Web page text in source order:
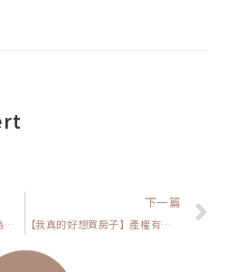
【投資客不告訴你的秘密】為什麼PTT鄉民會把打房政策解釋成利多？他們都是亂講的嗎?
下一篇
【我真的好想買房子】產權有爭議的房子能買嗎?我勸你最好不要，未來很難脫手